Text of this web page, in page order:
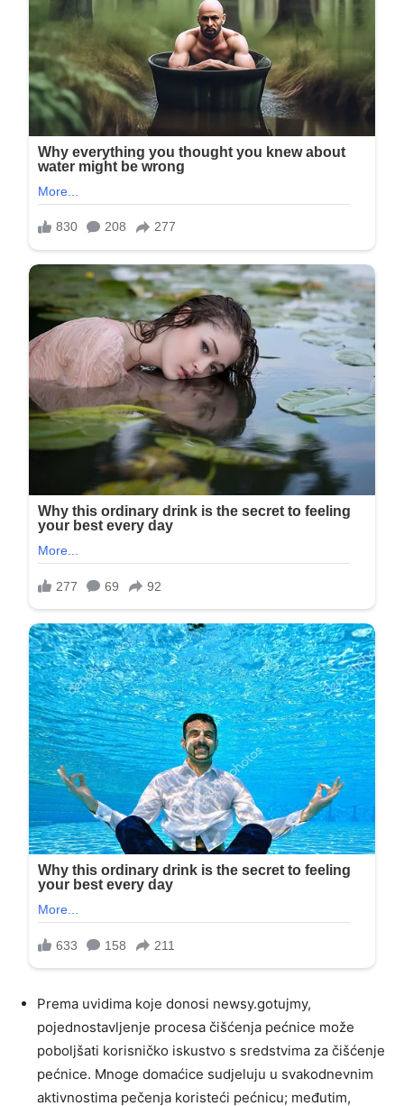
Prema uvidima koje donosi newsy.gotujmy,
pojednostavljenje procesa čišćenja pećnice može
poboljšati korisničko iskustvo s sredstvima za čišćenje
pećnice. Mnoge domaćice sudjeluju u svakodnevnim
aktivnostima pečenja koristeći pećnicu; međutim,